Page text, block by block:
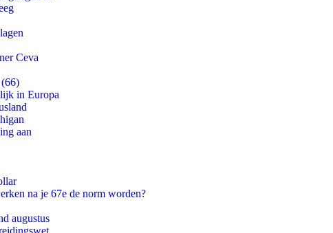
Ceva
in Europa
aan
na je 67e de norm worden?
augustus